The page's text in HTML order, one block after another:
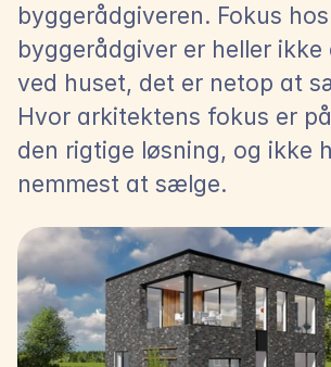
byggerådgiveren. Fokus hos
byggerådgiver er heller ikke
ved huset, det er netop at
Hvor arkitektens fokus er
den rigtige løsning, og ikke
nemmest at sælge.